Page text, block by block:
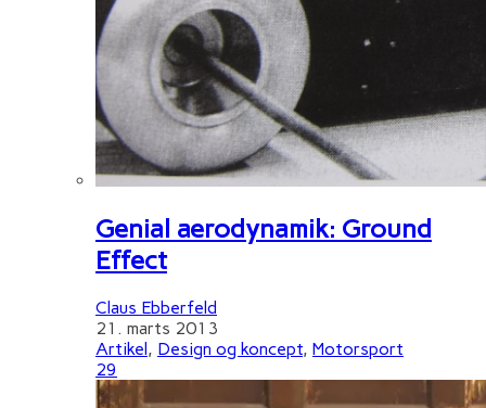
Genial aerodynamik: Ground
Effect
Claus Ebberfeld
21. marts 2013
Artikel, Design og koncept, Motorsport
29